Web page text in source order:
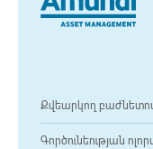
Քվեարկող
Գործունեության